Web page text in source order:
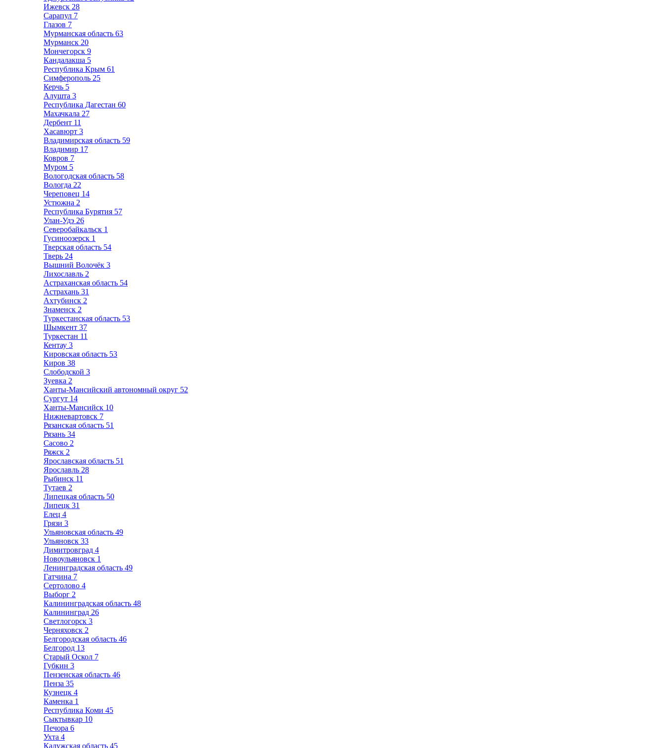
Ижевск 28
Сарапул 7
Глазов 7
Мурманская область 63
Мурманск 20
Мончегорск 9
Кандалакша 5
Республика Крым 61
Симферополь 25
Керчь 5
Алушта 3
Республика Дагестан 60
Махачкала 27
Дербент 11
Хасавюрт 3
Владимирская область 59
Владимир 17
Ковров 7
Муром 5
Вологодская область 58
Вологда 22
Череповец 14
Устюжна 2
Республика Бурятия 57
Улан-Удэ 26
Северобайкальск 1
Гусиноозерск 1
Тверская область 54
Тверь 24
Вышний Волочёк 3
Лихославль 2
Астраханская область 54
Астрахань 31
Ахтубинск 2
Знаменск 2
Туркестанская область 53
Шымкент 37
Туркестан 11
Кентау 3
Кировская область 53
Киров 38
Слободской 3
Зуевка 2
Ханты-Мансийский автономный округ 52
Сургут 14
Ханты-Мансийск 10
Нижневартовск 7
Рязанская область 51
Рязань 34
Сасово 2
Ряжск 2
Ярославская область 51
Ярославль 28
Рыбинск 11
Тутаев 2
Липецкая область 50
Липецк 31
Елец 4
Грязи 3
Ульяновская область 49
Ульяновск 33
Димитровград 4
Новоульяновск 1
Ленинградская область 49
Гатчина 7
Сертолово 4
Выборг 2
Калининградская область 48
Калининград 26
Светлогорск 3
Черняховск 2
Белгородская область 46
Белгород 13
Старый Оскол 7
Губкин 3
Пензенская область 46
Пенза 35
Кузнецк 4
Каменка 1
Республика Коми 45
Сыктывкар 10
Печора 6
Ухта 4
Калужская область 45